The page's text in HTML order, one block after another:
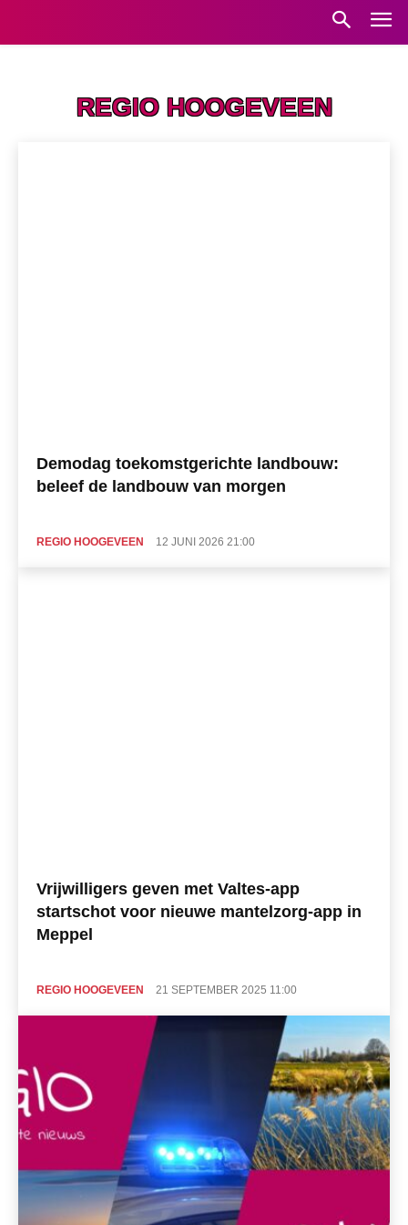
REGIO HOOGEVEEN
Demodag toekomstgerichte landbouw:
beleef de landbouw van morgen
REGIO HOOGEVEEN 12 JUNI 2026 21:00
Vrijwilligers geven met Valtes-app
startschot voor nieuwe mantelzorg-app in
Meppel
REGIO HOOGEVEEN 21 SEPTEMBER 2025 11:00